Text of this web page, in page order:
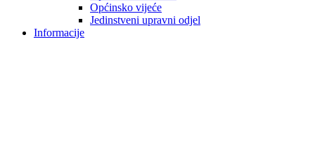
Općinsko vijeće
Jedinstveni upravni odjel
Informacije